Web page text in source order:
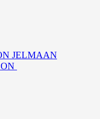
JELMAAN